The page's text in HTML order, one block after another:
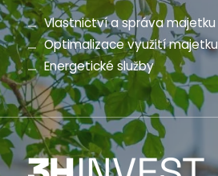
Vlastnictví a správa majetku
Optimalizace využití majetku
Energetické služby